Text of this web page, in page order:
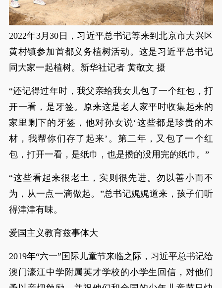
2022年3月30日，习近平总书记等来到北京市大兴区
黄村镇参加首都义务植树活动。这是习近平总书记
同大家一起植树。新华社记者 黄敬文 摄
“还记得过年时，我父亲给我女儿包了一个红包，打
开一看，是牙签。原来这是老人家平时收集起来的
家里剩下的牙签，他对孙女说‘这些都是珍贵的木
材，我帮你们存了起来’。第二年，又包了一个红
包，打开一看，是纸巾，也是攒的没用完的纸巾。”
“这些看起来很老土，实则很先进。勿以善小而不
为，从一点一滴做起。”总书记娓娓道来，孩子们听
得津津有味。
爱国主义教育兹事体大
2019年“六一”国际儿童节来临之际，习近平总书记给
澳门濠江中学附属英才学校的小学生回信，对他们